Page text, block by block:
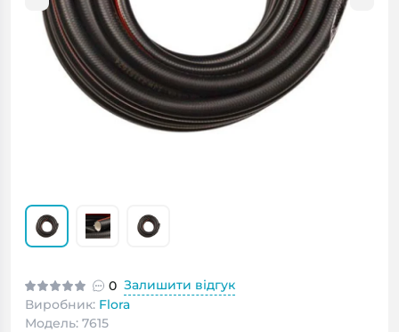
0 Залишити відгук
Виробник: Flora
Модель: 7615